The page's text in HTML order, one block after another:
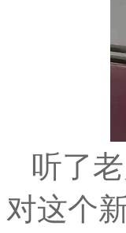
听了
对这个